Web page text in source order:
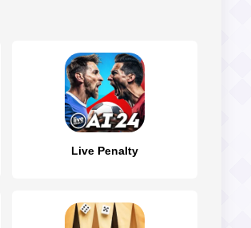
Live Penalty